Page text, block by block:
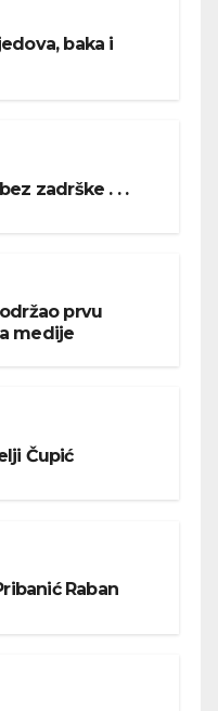
baka i
zadrške . . .
prvu
medije
Čupić
Raban